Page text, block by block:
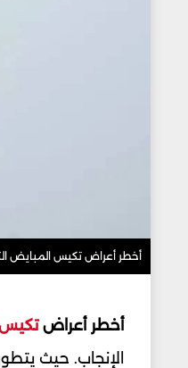
أخطر أعراض تكيس المبايض
أخطر أعراضتكيس
الإنجاب. حيث